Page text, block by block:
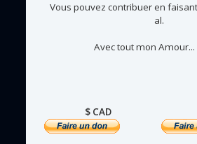
Vous pouvez contribuer en
al.
Avec tout mon Amour...
$ CAD